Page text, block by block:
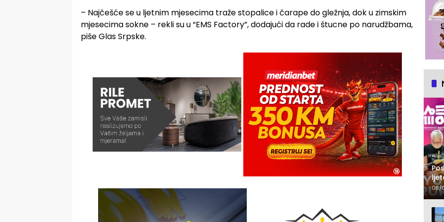
– Najčešće se u ljetnim mjesecima traže stopalice i čarape do gležnja, dok u zimskim
mjesecima sokne – rekli su u “EMS Factory”, dodajući da rade i štucne po narudžbama,
piše Glas Srpske.
08/